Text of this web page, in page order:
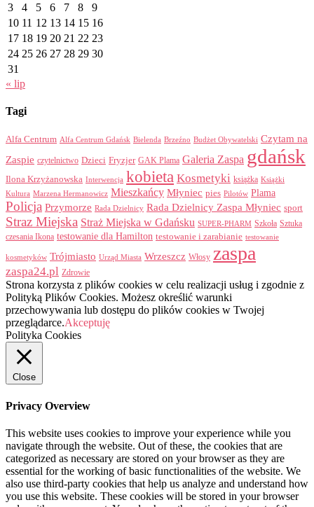
3
4 5 6 7 8
9
10 11 12 13 14 15 16
17 18 19 20 21 22 23
24 25 26 27 28 29 30
31
« lip
Tagi
Alfa Centrum Alfa Centrum Gdańsk Bielenda Brzeźno Budżet Obywatelski Czytam na
Zaspie czytelnictwo Dzieci Fryzjer GAK Plama Galeria Zaspa gdańsk
Ilona Krzyżanowska Interwencja kobieta Kosmetyki książka Książki
Kultura Marzena Hermanowicz Mieszkańcy Młyniec pies Pilotów Plama
Policja Przymorze Rada Dzielnicy Rada Dzielnicy Zaspa Młyniec sport
Straz Miejska Straż Miejska w Gdańsku SUPER-PHARM Szkoła Sztuka
czesania Ikona testowanie dla Hamilton testowanie i zarabianie testowanie
kosmetyków Trójmiasto Urząd Miasta Wrzeszcz Włosy zaspa
zaspa24.pl Zdrowie
Strona korzysta z plików cookies w celu realizacji usług i zgodnie z
Polityką Plików Cookies. Możesz określić warunki
przechowywania lub dostępu do plików cookies w Twojej
przeglądarce.Akceptuję
Polityka Cookies
Close
Privacy Overview
This website uses cookies to improve your experience while you
navigate through the website. Out of these, the cookies that are
categorized as necessary are stored on your browser as they are
essential for the working of basic functionalities of the website. We
also use third-party cookies that help us analyze and understand how
you use this website. These cookies will be stored in your browser